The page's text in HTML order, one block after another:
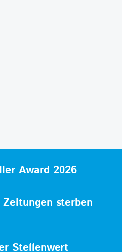
Award 2026
sterben
Stellenwert